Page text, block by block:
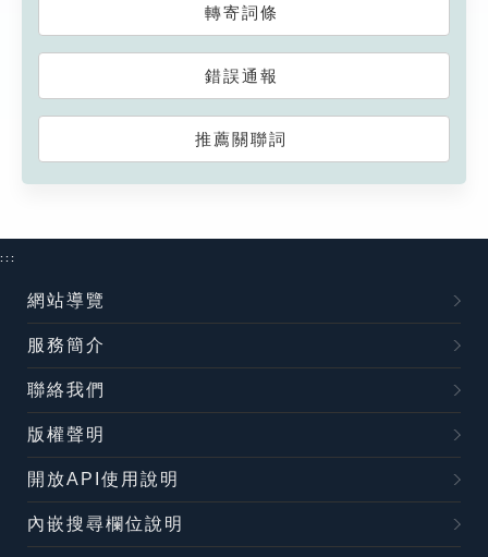
轉寄詞條
錯誤通報
推薦關聯詞
:::
網站導覽
服務簡介
聯絡我們
版權聲明
開放API使用說明
內嵌搜尋欄位說明